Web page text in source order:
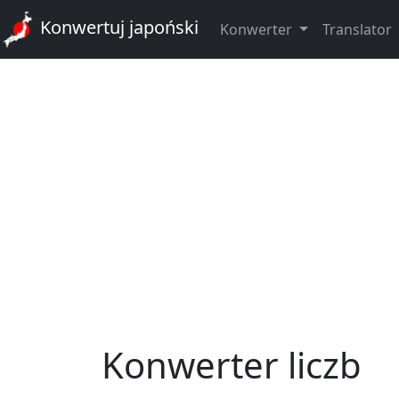
Konwertuj japoński Konwerter Translator
Konwerter liczb